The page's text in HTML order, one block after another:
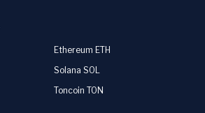
Ethereum ETH
Solana SOL
Toncoin TON